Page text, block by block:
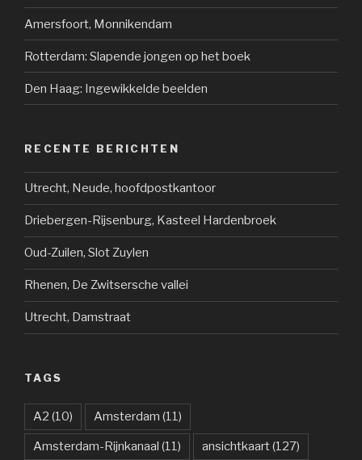
Amersfoort, Monnikendam
Rotterdam: Slapende jongen op het boek
Den Haag: Ingewikkelde beelden
RECENTE BERICHTEN
Utrecht, Neude, hoofdpostkantoor
Driebergen-Rijsenburg, Kasteel Hardenbroek
Oud-Zuilen, Slot Zuylen
Rhenen, De Zwitsersche vallei
Utrecht, Damstraat
TAGS
A2 (10) Amsterdam (11)
Amsterdam-Rijnkanaal (11) ansichtkaart(127)